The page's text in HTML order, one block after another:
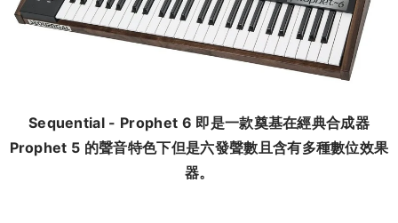
Sequential - Prophet 6 即是一款奠基在經典合成器
Prophet 5 的聲音特色下但是六發聲數且含有多種數位效果
器。